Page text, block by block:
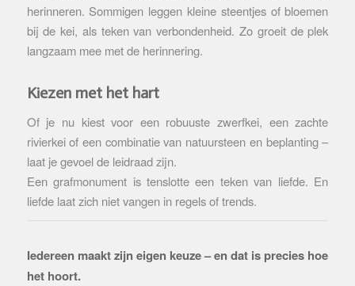
herinneren. Sommigen leggen kleine steentjes of bloemen
bij de kei, als teken van verbondenheid. Zo groeit de plek
langzaam mee met de herinnering.
Kiezen met het hart
Of je nu kiest voor een robuuste zwerfkei, een zachte
rivierkei of een combinatie van natuursteen en beplanting –
laat je gevoel de leidraad zijn.
Een grafmonument is tenslotte een teken van liefde. En
liefde laat zich niet vangen in regels of trends.
Iedereen maakt zijn eigen keuze – en dat is precies hoe
het hoort.